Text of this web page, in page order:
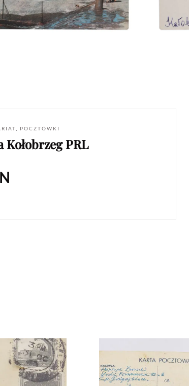
POCZTÓWKI
Kołobrzeg PRL